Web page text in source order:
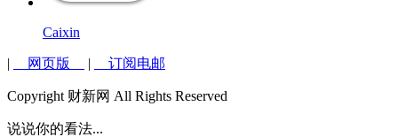
Caixin
| 网页版 | 订阅电邮
Copyright 财新网 All Rights Reserved
说说你的看法...